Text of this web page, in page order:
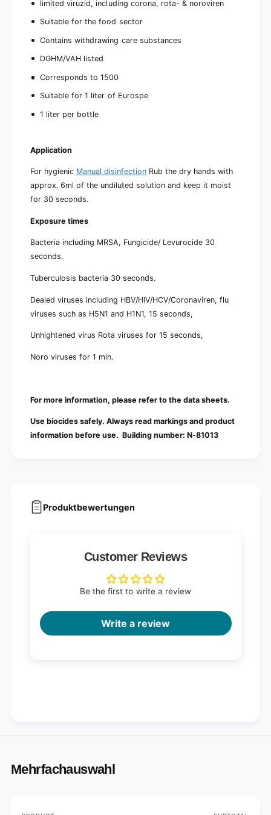
limited viruzid, including corona, rota- & noroviren
Suitable for the food sector
Contains withdrawing care substances
DGHM/VAH listed
Corresponds to 1500
Suitable for 1 liter of Eurospe
1 liter per bottle
Application
For hygienic Manual disinfectionRub the dry hands with
approx. 6ml of the undiluted solution and keep it moist
for 30 seconds.
Exposure times
Bacteria including MRSA, Fungicide/ Levurocide 30
seconds.
Tuberculosis bacteria 30 seconds.
Dealed viruses including HBV/HIV/HCV/Coronaviren, flu
viruses such as H5N1 and H1N1, 15 seconds,
Unhightened virus Rota viruses for 15 seconds,
Noro viruses for 1 min.
For more information, please refer to the data sheets.
Use biocides safely. Always read markings and product
information before use. Building number: N-81013
Produktbewertungen
Customer Reviews
Be the first to write a review
Write a review
Mehrfachauswahl
Your